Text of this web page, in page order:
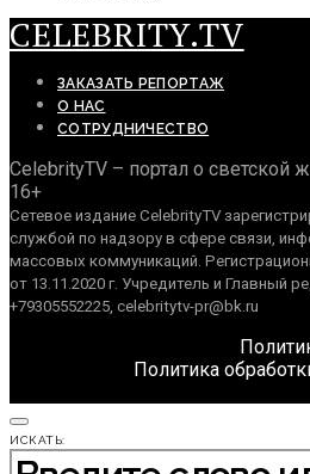
CELEBRITY.TV
ЗАКАЗАТЬ РЕПОРТАЖ
О НАС
СОТРУДНИЧЕСТВО
CelebrityTV – портал о светской
16+
Сетевое издание CelebrityTV
службой по надзору в сфере связи,
массовых коммуникаций.
от 13.11.2020 г. Учредитель и Главный
+79305552225, celebritytv-pr@bk.ru
Политика
ИСКАТЬ: